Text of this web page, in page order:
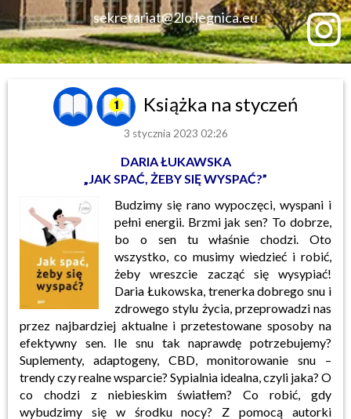
sekretariat@2lo.legnica.eu
Książka na styczeń
3 stycznia 2023 02:26
DARIA ŁUKAWSKA
„JAK SPAĆ, ŻEBY SIĘ WYSPAĆ?”
Budzimy się rano wypoczęci, wyspani i
pełni energii. Brzmi jak sen? To dobrze,
bo o sen tu właśnie chodzi. Oto
wszystko, co musimy wiedzieć i robić,
żeby wreszcie zacząć się wysypiać!
Daria Łukowska, trenerka dobrego snu i
zdrowego stylu życia, przeprowadzi nas
przez najbardziej aktualne i przetestowane sposoby na
efektywny sen. Ile snu tak naprawdę potrzebujemy?
Suplementy, adaptogeny, CBD, monitorowanie snu –
trendy czy realne wsparcie? Sypialnia idealna, czyli jaka? O
co chodzi z niebieskim światłem? Co robić, gdy
wybudzimy się w środku nocy? Z pomocą autorki